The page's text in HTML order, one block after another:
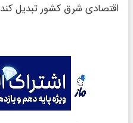
اقتصادی شرق کشور تبدیل کند